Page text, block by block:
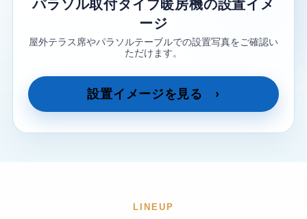
パラソル取付タイプ暖房機の設置イメ
ージ
屋外テラス席やパラソルテーブルでの設置写真をご確認い
ただけます。
設置イメージを見る
LINEUP